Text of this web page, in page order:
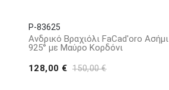
P-83625
Ανδρικό Βραχιόλι FaCad'oro Ασήμι
925° με Μαύρο Κορδόνι
128,00 € 150,00 €